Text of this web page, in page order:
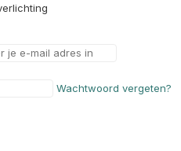
Wachtwoord vergeten?